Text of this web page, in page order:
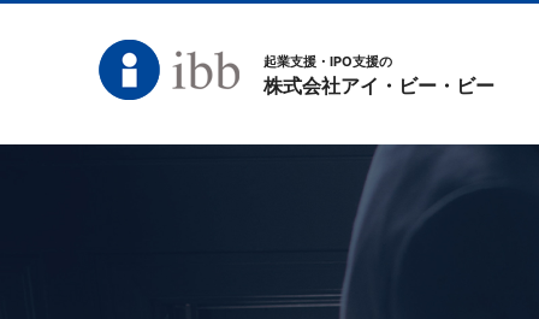
起業支援・IPO支援の
株式会社アイ・ビー・ビー